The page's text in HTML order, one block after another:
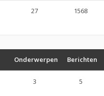
27 1568
Onderwerpen Berichten
3 5